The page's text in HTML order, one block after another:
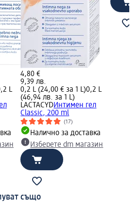
L
4,80 €
9,39 лв.
0,2 L (24,00 € за 1 L)0,2 L
(46,94 лв. за 1 L)
LACTACYDИнтимен гел
Classic, 200 ml
(17)
Налично за доставка
Изберете dm магазин
също